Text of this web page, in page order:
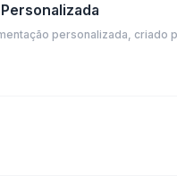
personalizada, criado